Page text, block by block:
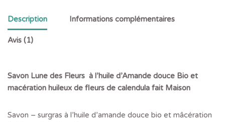
Description Informations complémentaires
Avis (1)
Savon Lune des Fleurs à l’huile d’Amande douce Bio et
macération huileux de fleurs de calendula fait Maison
Savon – surgras à l’huile d’amande douce bio et mâcération